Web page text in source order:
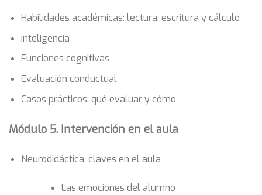
Habilidades académicas: lectura, escritura y cálculo
Inteligencia
Funciones cognitivas
Evaluación conductual
Casos prácticos: qué evaluar y cómo
Módulo 5. Intervención en el aula
Neurodidáctica: claves en el aula
Las emociones del alumno